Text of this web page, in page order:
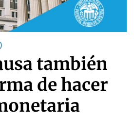
también
de hacer